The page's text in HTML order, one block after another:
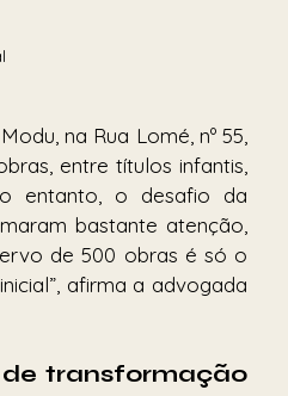
na Rua Lomé, nº 55,
entre títulos infantis,
entanto, o desafio da
bastante atenção,
de 500 obras é só o
afirma a advogada
transformação